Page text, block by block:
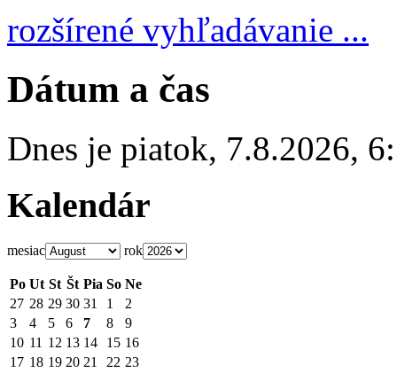
rozšírené vyhľadávanie ...
Dátum a čas
Dnes je piatok, 7.8.2026,
Kalendár
mesiac rok
Po Ut St Št Pia So Ne
27 28 29 30 31 1
2
3
4 5 6 7 8
9
10 11 12 13 14 15 16
17 18 19 20 21 22 23